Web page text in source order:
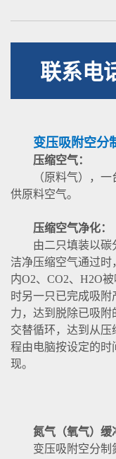
联系电
变压吸附空分
压缩空气：
（原料气），
供原料空气。
压缩空气净化：
由二只填装以碳
洁净压缩空气通过时
内O2、CO2、H2O
时另一只已完成吸
力，达到脱除已吸附
交替循环，达到从
程由电脑按设定的时
现。
氮气（氧气）缓
变压吸附空分制